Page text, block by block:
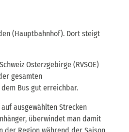
(Hauptbahnhof). Dort steigt
Osterzgebirge (RVSOE)
gesamten
Bus gut erreichbar.
ausgewählten Strecken
überwindet man damit